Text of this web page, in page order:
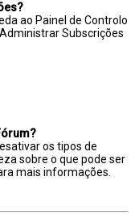
ao Painel de Controlo
Subscrições
os tipos de
sobre o que pode ser
mais informações.